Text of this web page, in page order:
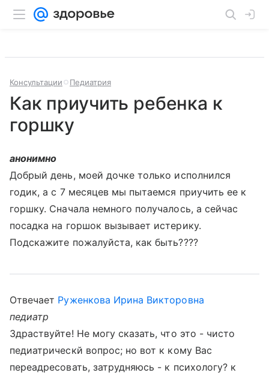
Консультации Педиатрия
Как приучить ребенка к
горшку
анонимно
Добрый день, моей дочке только исполнился
годик, а с 7 месяцев мы пытаемся приучить ее к
горшку. Сначала немного получалось, а сейчас
посадка на горшок вызывает истерику.
Подскажите пожалуйста, как быть????
Отвечает Руженкова Ирина Викторовна
педиатр
Здраствуйте! Не могу сказать, что это - чисто
педиатрическй вопрос; но вот к кому Вас
переадресовать, затрудняюсь - к психологу? к